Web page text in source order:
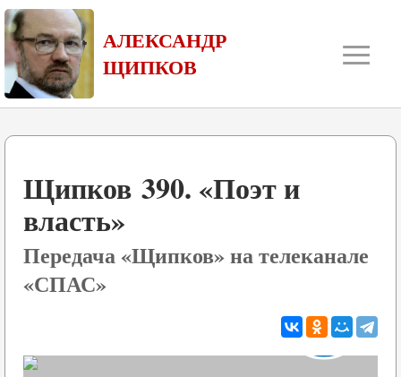
АЛЕКСАНДР
ЩИПКОВ
≡
Щипков 390. «Поэт и
власть»
Передача «Щипков» на телеканале
«СПАС»